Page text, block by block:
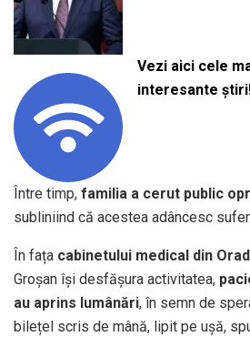
Vezi aici cele
interesante
Între timp, familia a cerut public
subliniind că acestea adâncesc
În fața cabinetului medical din
Groșan își desfășura activitatea,
au aprins lumânări, în semn de
bilețel scris de mână, lipit pe ușă,